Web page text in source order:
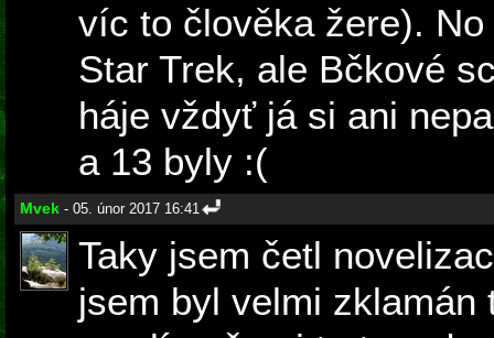
víc to člověka žere).
Star Trek, ale Bčkové
háje vždyť já si ani
a 13 byly :(
Mvek - 05. únor 2017 16:41
Taky jsem četl
jsem byl velmi